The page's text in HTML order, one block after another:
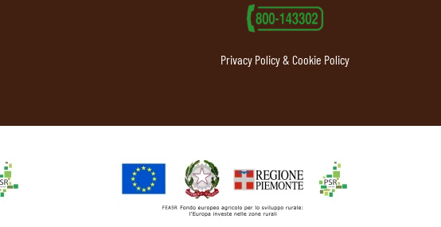
Privacy Policy & Cookie Policy